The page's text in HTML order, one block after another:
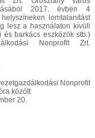
2017. évben 4
lomtalanítást
lesz a használaton kívüli
és barkács eszközök stb.)
Nonprofit Zrt.
Nonprofit
között
20.